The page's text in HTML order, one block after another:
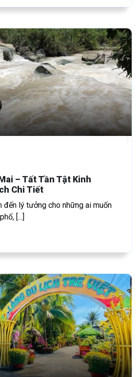
– Tất Tần Tật Kinh
Chi Tiết
đến lý tưởng cho những ai muốn
[...]